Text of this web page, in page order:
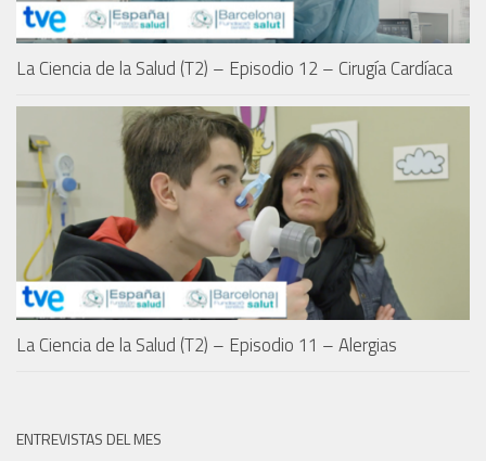
La Ciencia de la Salud (T2) – Episodio 12 – Cirugía Cardíaca
La Ciencia de la Salud (T2) – Episodio 11 – Alergias
ENTREVISTAS DEL MES